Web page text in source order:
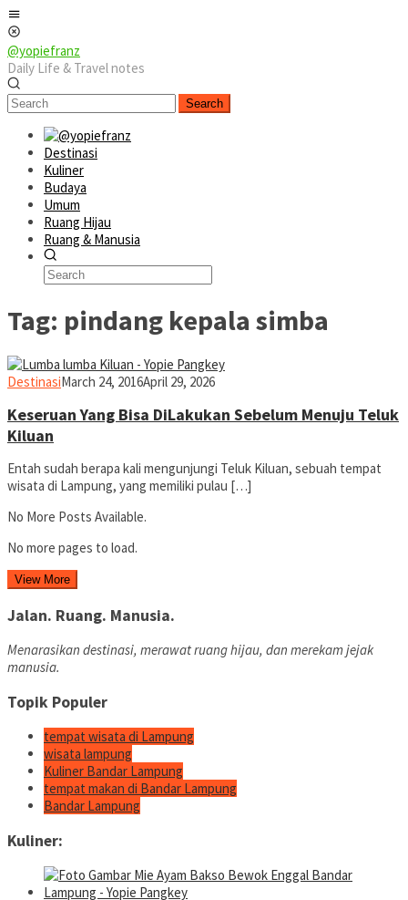
Skip
to
content
@yopiefranz
Daily Life & Travel notes
Search
Destinasi
Kuliner
Budaya
Umum
Ruang Hijau
Ruang & Manusia
Tag: pindang kepala simba
Destinasiyopiefranz
March 24, 2016April 29, 2026
Keseruan Yang Bisa DiLakukan Sebelum Menuju Teluk
Kiluan
Entah sudah berapa kali mengunjungi Teluk Kiluan, sebuah tempat
wisata di Lampung, yang memiliki pulau […]
No More Posts Available.
No more pages to load.
View More
Jalan. Ruang. Manusia.
Menarasikan destinasi, merawat ruang hijau, dan merekam jejak
manusia.
Topik Populer
tempat wisata di Lampung
wisata lampung
Kuliner Bandar Lampung
tempat makan di Bandar Lampung
Bandar Lampung
Kuliner: